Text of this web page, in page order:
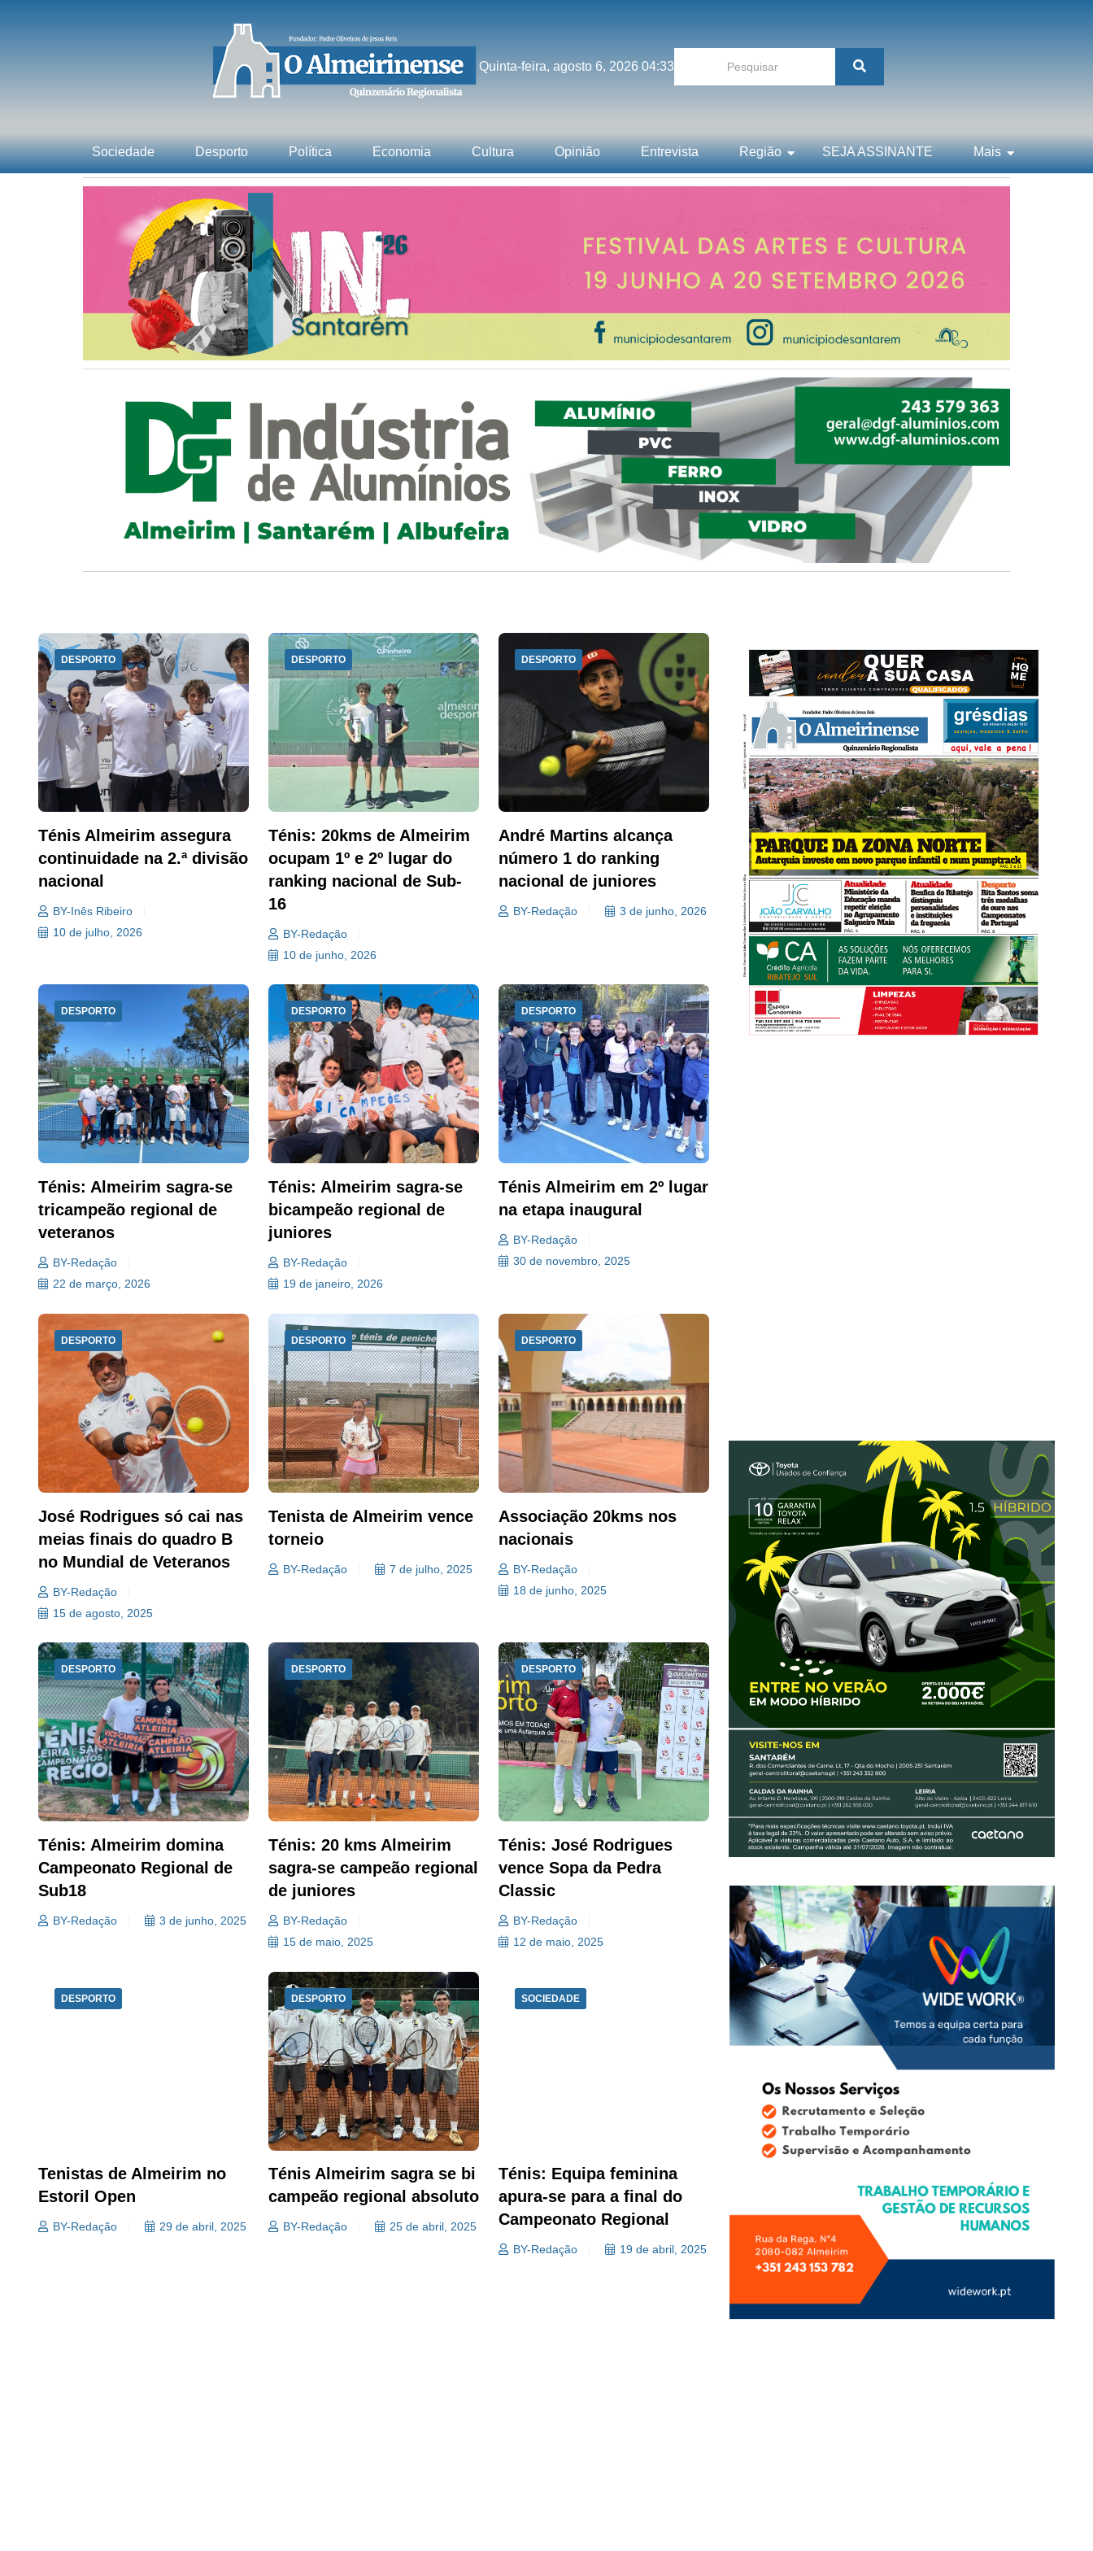
Quinta-feira, agosto 6, 2026 04:33
Sociedade Desporto Política Economia Cultura Opinião Entrevista Região SEJA ASSINANTE Mais
DESPORTO
Ténis Almeirim assegura
continuidade na 2.ª divisão
nacional
BY-Inês Ribeiro
10 de julho, 2026
DESPORTO
Ténis: 20kms de Almeirim
ocupam 1º e 2º lugar do
ranking nacional de Sub-
16
BY-Redação
10 de junho, 2026
DESPORTO
André Martins alcança
número 1 do ranking
nacional de juniores
BY-Redação 3 de junho, 2026
DESPORTO
Ténis: Almeirim sagra-se
tricampeão regional de
veteranos
BY-Redação
22 de março, 2026
DESPORTO
Ténis: Almeirim sagra-se
bicampeão regional de
juniores
BY-Redação
19 de janeiro, 2026
DESPORTO
Ténis Almeirim em 2º lugar
na etapa inaugural
BY-Redação
30 de novembro, 2025
DESPORTO
José Rodrigues só cai nas
meias finais do quadro B
no Mundial de Veteranos
BY-Redação
15 de agosto, 2025
DESPORTO
Tenista de Almeirim vence
torneio
BY-Redação 7 de julho, 2025
DESPORTO
Associação 20kms nos
nacionais
BY-Redação
18 de junho, 2025
DESPORTO
Ténis: Almeirim domina
Campeonato Regional de
Sub18
BY-Redação 3 de junho, 2025
DESPORTO
Ténis: 20 kms Almeirim
sagra-se campeão regional
de juniores
BY-Redação
15 de maio, 2025
DESPORTO
Ténis: José Rodrigues
vence Sopa da Pedra
Classic
BY-Redação
12 de maio, 2025
DESPORTO
Tenistas de Almeirim no
Estoril Open
BY-Redação 29 de abril, 2025
DESPORTO
Ténis Almeirim sagra se bi
campeão regional absoluto
BY-Redação 25 de abril, 2025
SOCIEDADE
Ténis: Equipa feminina
apura-se para a final do
Campeonato Regional
BY-Redação 19 de abril, 2025